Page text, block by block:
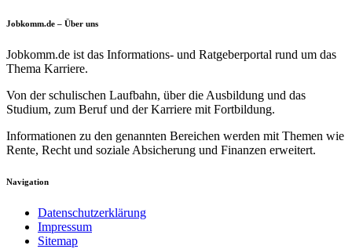
Jobkomm.de – Über uns
Jobkomm.de ist das Informations- und Ratgeberportal rund um das
Thema Karriere.
Von der schulischen Laufbahn, über die Ausbildung und das
Studium, zum Beruf und der Karriere mit Fortbildung.
Informationen zu den genannten Bereichen werden mit Themen wie
Rente, Recht und soziale Absicherung und Finanzen erweitert.
Navigation
Datenschutzerklärung
Impressum
Sitemap